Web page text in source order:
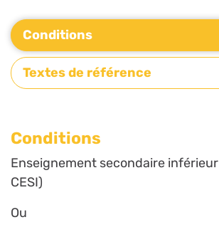
Conditions
Textes de référence
Conditions
Enseignement secondaire
CESI)
Ou